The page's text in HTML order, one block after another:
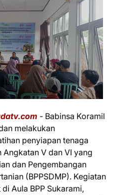
- Babinsa Koramil
melakukan
penyiapan tenaga
V dan VI yang
dan Pengembangan
(BPPSDMP). Kegiatan
Aula BPP Sukarami,